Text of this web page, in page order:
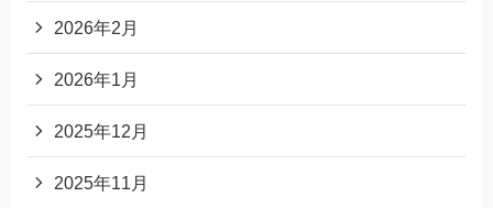
2026年2月
2026年1月
2025年12月
2025年11月